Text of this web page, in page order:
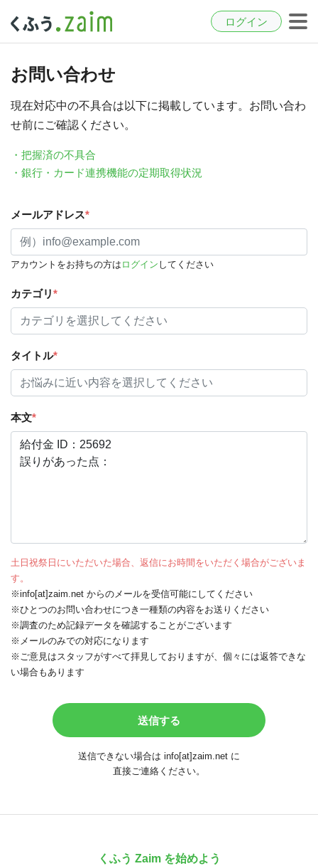
ログイン
お問い合わせ
現在対応中の不具合は以下に掲載しています。お問い合わ
せ前にご確認ください。
・把握済の不具合
・銀行・カード連携機能の定期取得状況
メールアドレス*
アカウントをお持ちの方は ログイン してください
カテゴリ*
タイトル*
本文*
土日祝祭日にいただいた場合、返信にお時間をいただく場合がございま
す。
※info[at]zaim.net からのメールを受信可能にしてください
※ひとつのお問い合わせにつき一種類の内容をお送りください
※調査のため記録データを確認することがございます
※メールのみでの対応になります
※ご意見はスタッフがすべて拝見しておりますが、個々には返答できな
い場合もあります
送信できない場合は info[at]zaim.net に
直接ご連絡ください。
くふう Zaim を始めよう